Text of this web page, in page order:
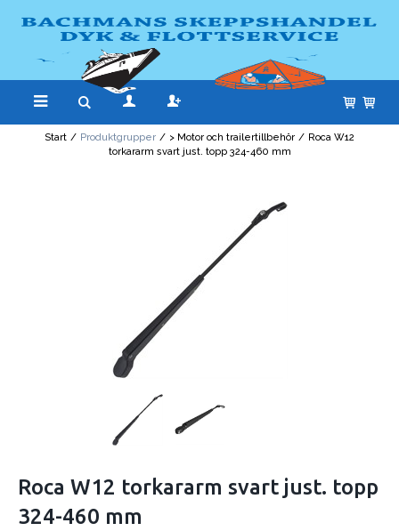
Start / Produktgrupper / > Motor och trailertillbehör / Roca W12
torkararm svart just. topp 324-460 mm
Roca W12 torkararm svart just. topp
324-460 mm